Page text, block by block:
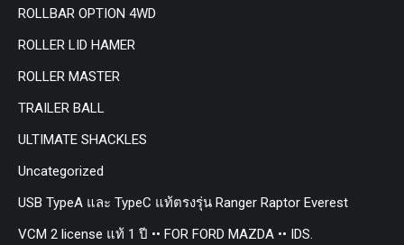
ROLLBAR OPTION 4WD
ROLLER LID HAMER
ROLLER MASTER
TRAILER BALL
ULTIMATE SHACKLES
Uncategorized
USB TypeA และ TypeC แท้ตรงรุ่น Ranger Raptor Everest
VCM 2 license แท้ 1 ปี •• FOR FORD MAZDA •• IDS.